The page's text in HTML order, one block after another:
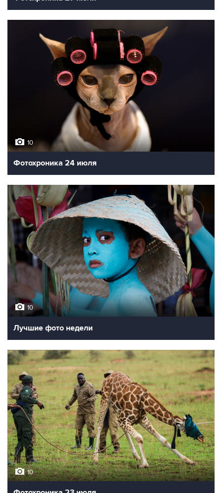
10
Фотохроника 24 июля
10
Лучшие фото недели
10